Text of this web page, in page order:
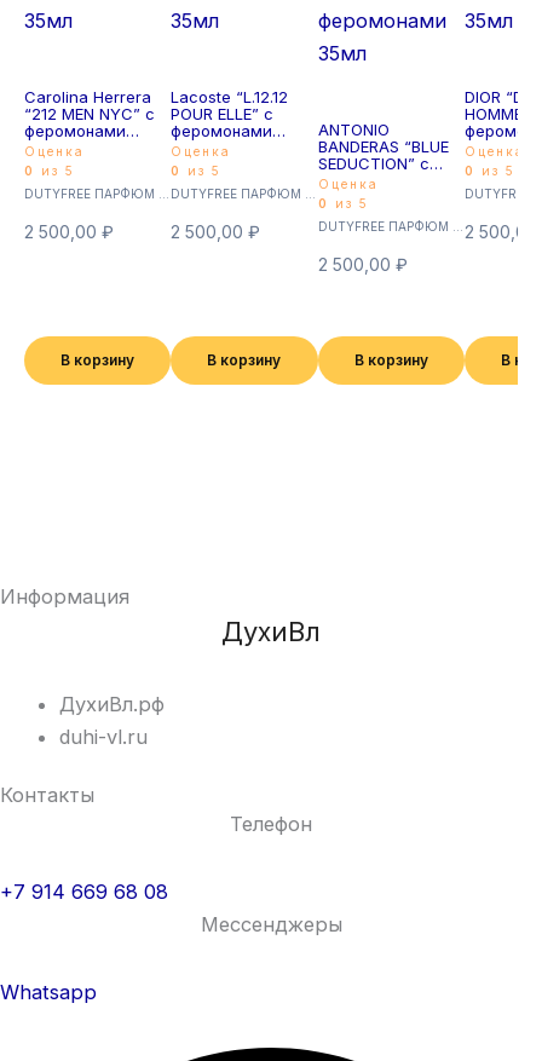
Carolina Herrera
“212 MEN NYC” с
феромонами
35мл
Оценка
0
из 5
2 500,00 ₽
В корзину
Lacoste “L.12.12
POUR ELLE” с
феромонами
35мл
Оценка
0
из 5
2 500,00₽
В корзину
ANTONIO
BANDERAS “BLUE
SEDUCTION” с
феромонами
35мл
Оценка
0
из 5
2 500,00 ₽
В корзину
DIOR
HOMME
35мл
Оценка
0
из 5
2 500,00
В
Информация
ДухиВл
ДухиВл.рф
duhi-vl.ru
Контакты
Телефон
+7 914 669 68 08
Мессенджеры
Whatsapp